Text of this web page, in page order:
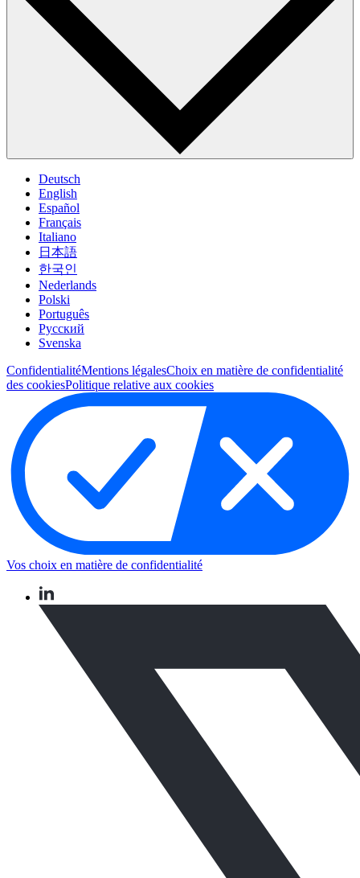
Deutsch
English
Español
Français
Italiano
日本語
한국인
Nederlands
Polski
Português
Pусский
Svenska
ConfidentialitéMentions légalesChoix en matière de confidentialité
des cookiesPolitique relative aux cookies
Vos choix en matière de confidentialité